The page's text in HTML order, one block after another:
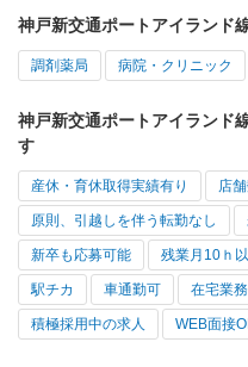
神戸新交通ポートアイランド
調剤薬局 病院・クリニック
神戸新交通ポートアイランド
す
産休・育休取得実績有り 店
原則、引越しを伴う転勤なし
新卒も応募可能 残業月10ｈ
駅チカ 車通勤可 在宅業
積極採用中の求人 WEB面接